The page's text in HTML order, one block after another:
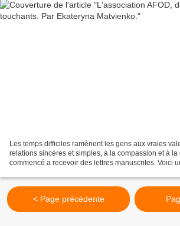
Les temps difficiles ramènent les gens aux vraies
relations sincères et simples, à la compassion et à la
commencé a recevoir des lettres manuscrites. Voici
< Page précédente